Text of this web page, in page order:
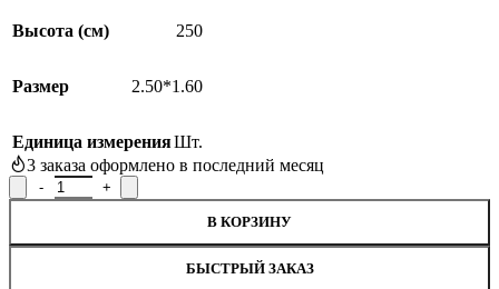
Высота (см) 250
Размер 2.50*1.60
Единица измеренияШт.
3 заказа оформлено в последний месяц
Количество товара Штора Р.К31, 250x160см
В КОРЗИНУ
БЫСТРЫЙ ЗАКАЗ